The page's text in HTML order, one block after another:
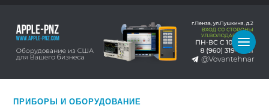
ПРИБОРЫ И ОБОРУДОВАНИЕ